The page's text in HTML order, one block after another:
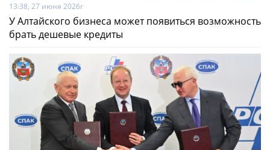
13:38, 27 июня 2026г
У Алтайского бизнеса может появиться возможность
брать дешевые кредиты